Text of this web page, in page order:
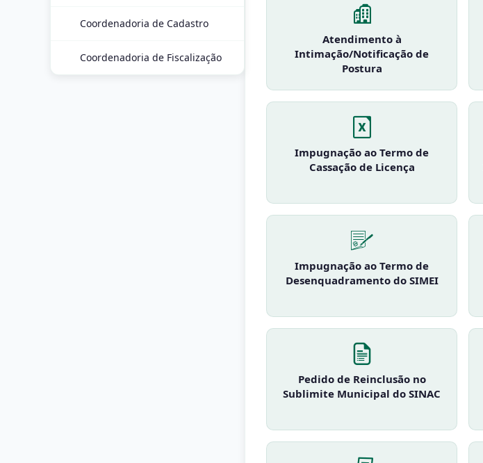
Coordenadoria de Cadastro
Coordenadoria de Fiscalização
Atendimento à
Intimação/Notificação de
Postura
Impugnação ao Termo de
Cassação de Licença
Impugnação ao Termo de
Desenquadramento do SIMEI
Pedido de Reinclusão no
Sublimite Municipal do SINAC